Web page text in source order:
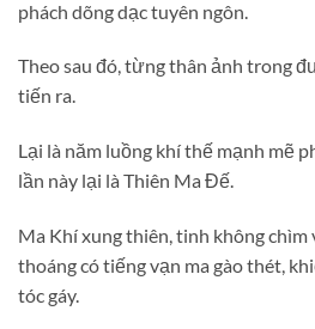
phách dõng dạc tuyên ngôn.
Theo sau đó, từng thân ảnh trong
tiến ra.
Lại là năm luồng khí thế mạnh mẽ
lần này lại là Thiên Ma Đế.
Ma Khí xung thiên, tinh không chìm
thoáng có tiếng vạn ma gào thét,
tóc gáy.